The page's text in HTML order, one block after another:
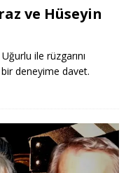
ve Hüseyin
ile rüzgarını
deneyime davet.